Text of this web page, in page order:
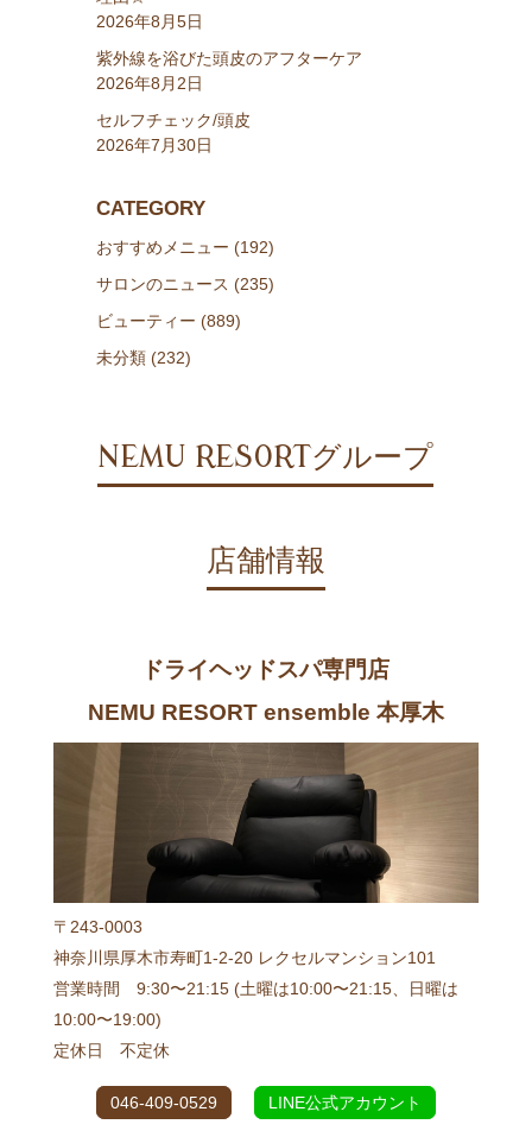
2026年8月5日
紫外線を浴びた頭皮のアフターケア
2026年8月2日
セルフチェック/頭皮
2026年7月30日
CATEGORY
おすすめメニュー (192)
サロンのニュース (235)
ビューティー (889)
未分類 (232)
NEMU RESORTグループ
店舗情報
ドライヘッドスパ専門店
NEMU RESORT ensemble 本厚木
〒243-0003
神奈川県厚木市寿町1-2-20 レクセルマンション101
営業時間 9:30〜21:15 (土曜は10:00〜21:15、日曜は
10:00〜19:00)
定休日 不定休
046-409-0529 LINE公式アカウント